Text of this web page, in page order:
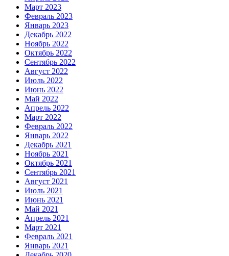
Март 2023
Февраль 2023
Январь 2023
Декабрь 2022
Ноябрь 2022
Октябрь 2022
Сентябрь 2022
Август 2022
Июль 2022
Июнь 2022
Май 2022
Апрель 2022
Март 2022
Февраль 2022
Январь 2022
Декабрь 2021
Ноябрь 2021
Октябрь 2021
Сентябрь 2021
Август 2021
Июль 2021
Июнь 2021
Май 2021
Апрель 2021
Март 2021
Февраль 2021
Январь 2021